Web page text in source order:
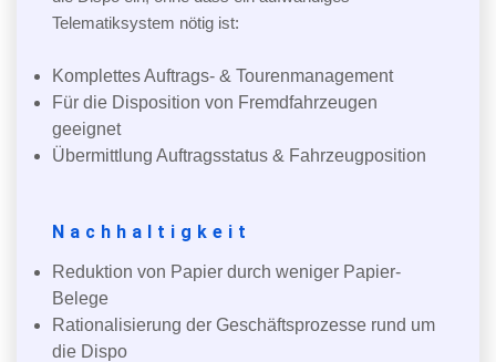
Telematiksystem nötig ist:
Komplettes Auftrags- & Tourenmanagement
Für die Disposition von Fremdfahrzeugen
geeignet
Übermittlung Auftragsstatus & Fahrzeugposition
Nachhaltigkeit
Reduktion von Papier durch weniger Papier-
Belege
Rationalisierung der Geschäftsprozesse rund um
die Dispo